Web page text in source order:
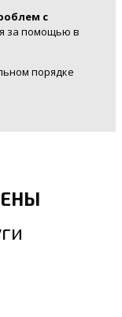
с
за помощью в
порядке